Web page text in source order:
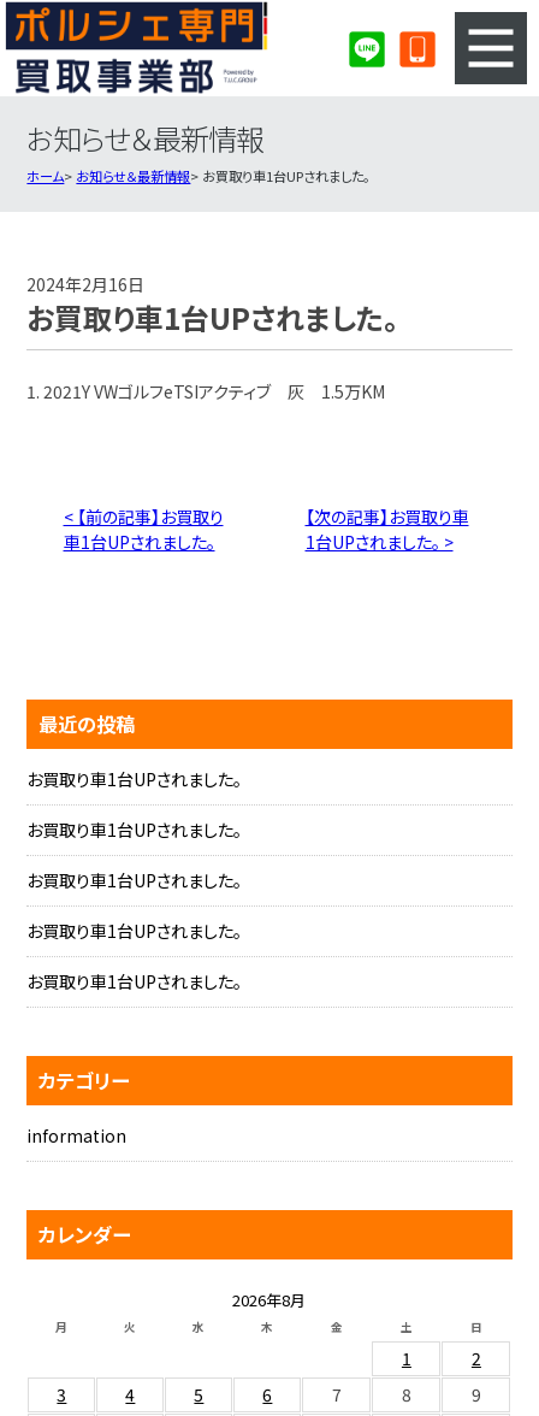
3ステップのカンタン査定
ポルシェ買取実績
お知らせ＆最新情報
ホーム お知らせ＆最新情報 お買取り車1台UPされました。
2024年2月16日
お買取り車1台UPされました。
1. 2021Y VWゴルフeTSIアクティブ 灰 1.5万KM
< 【前の記事】お買取り
車1台UPされました。
【次の記事】お買取り車
1台UPされました。 >
最近の投稿
お買取り車1台UPされました。
お買取り車1台UPされました。
お買取り車1台UPされました。
お買取り車1台UPされました。
お買取り車1台UPされました。
カテゴリー
information
カレンダー
2026年8月
月 火 水 木 金 土 日
1
2
3
4 5 6 7 8
9